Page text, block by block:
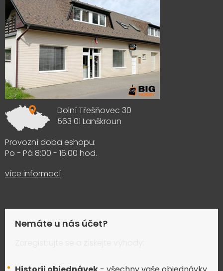
Dolní Třešňovec 30
563 01 Lanškroun
Provozní doba eshopu:
Po - Pá 8:00 - 16:00 hod.
více informací
Nemáte u nás účet?